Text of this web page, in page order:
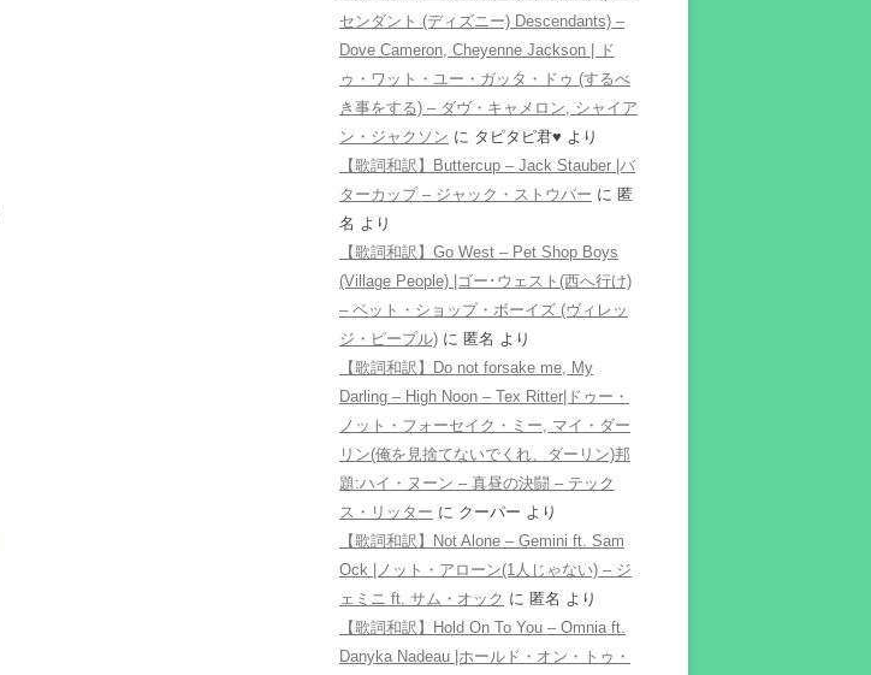
センダント (ディズニー) Descendants) –
Dove Cameron, Cheyenne Jackson | ド
ゥ・ワット・ユー・ガッタ・ドゥ (するべ
き事をする) – ダヴ・キャメロン, シャイア
ン・ジャクソン に タピタピ君♥️ より
【歌詞和訳】Buttercup – Jack Stauber |バ
ターカップ – ジャック・ストウバー に 匿
名 より
【歌詞和訳】Go West – Pet Shop Boys
(Village People) |ゴー･ウェスト(西へ行け)
– ペット・ショップ・ボーイズ (ヴィレッ
ジ・ピープル) に 匿名 より
【歌詞和訳】Do not forsake me, My
Darling – High Noon – Tex Ritter|ドゥー・
ノット・フォーセイク・ミー, マイ・ダー
リン(俺を見捨てないでくれ、ダーリン)邦
題:ハイ・ヌーン – 真昼の決闘 – テック
ス・リッター に クーパー より
【歌詞和訳】Not Alone – Gemini ft. Sam
Ock |ノット・アローン(1人じゃない) – ジ
ェミニ ft. サム・オック に 匿名 より
【歌詞和訳】Hold On To You – Omnia ft.
Danyka Nadeau |ホールド・オン・トゥ・